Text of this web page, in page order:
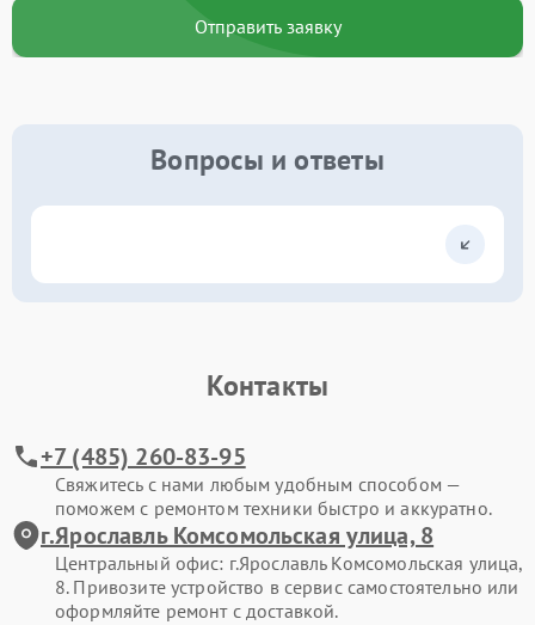
Отправить заявку
Вопросы и ответы
Контакты
+7 (485) 260-83-95
Свяжитесь с нами любым удобным способом —
поможем с ремонтом техники быстро и аккуратно.
г.Ярославль Комсомольская улица, 8
Центральный офис: г.Ярославль Комсомольская улица,
8. Привозите устройство в сервис самостоятельно или
оформляйте ремонт с доставкой.